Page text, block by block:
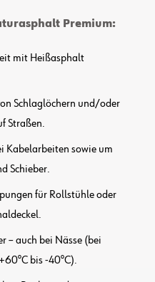
Premium:
mit Heißasphalt
Schlaglöchern und/oder
Straßen.
Kabelarbeiten sowie um
Schieber.
für Rollstühle oder
– auch bei Nässe (bei
bis -40°C).